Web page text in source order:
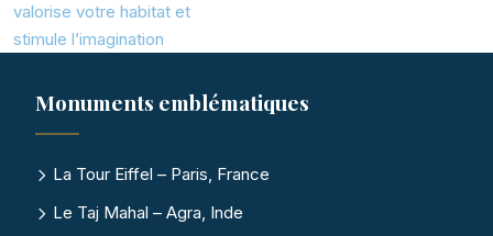
valorise votre habitat et
stimule l’imagination
Monuments emblématiques
La Tour Eiffel – Paris, France
Le Taj Mahal – Agra, Inde